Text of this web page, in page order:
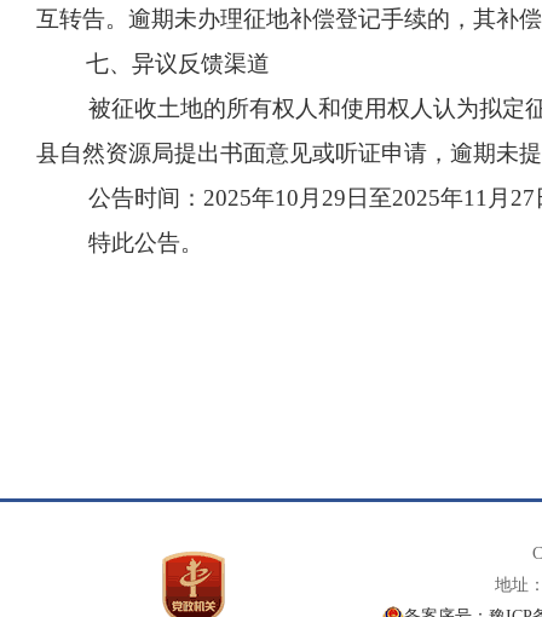
互转告。逾期未办理征地补偿登记手续的，其补
七、异议反馈渠道
被征收土地的所有权人和使用权人认为拟定
县自然资源局提出书面意见或听证申请，逾期未
公告时间：2025年10月29日至2025年11月27
特此公告。
地址